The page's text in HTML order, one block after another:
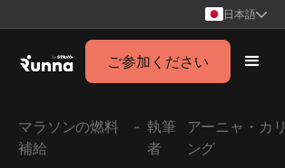
日本語
ご参加ください
マラソンの燃料
補給
- 執筆
者
アーニャ・カリ
ング